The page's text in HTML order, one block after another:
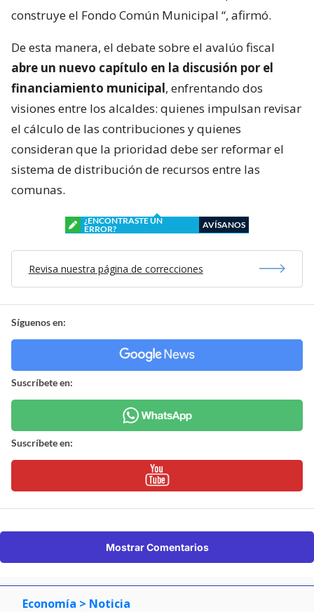
construye el Fondo Común Municipal “, afirmó.
De esta manera, el debate sobre el avalúo fiscal
abre un nuevo capítulo en la discusión por el
financiamiento municipal, enfrentando dos
visiones entre los alcaldes: quienes impulsan revisar
el cálculo de las contribuciones y quienes
consideran que la prioridad debe ser reformar el
sistema de distribución de recursos entre las
comunas.
¿ENCONTRASTE UN
ERROR?
AVÍSANOS
Revisa nuestra página de correcciones
Síguenos en:
Suscríbete en:
Suscríbete en:
Mostrar Comentarios
Economía > Noticia